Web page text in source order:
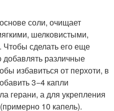
соли, очищает
шелковистыми,
Чтобы сделать его еще
различные
избавиться от перхоти, в
3−4 капли
герани, а для укрепления
10 капель).